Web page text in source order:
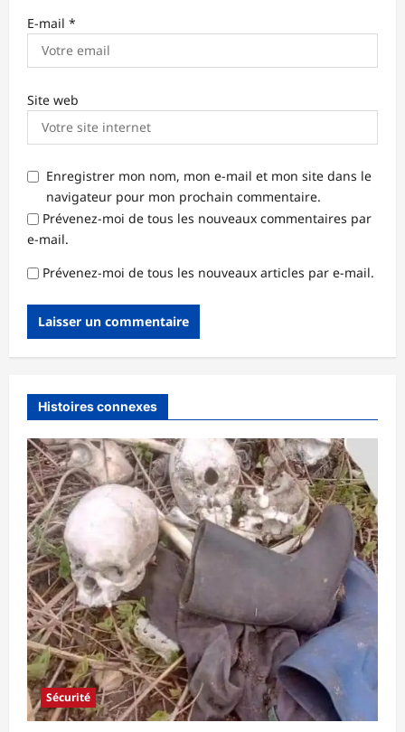
E-mail *
Site web
Enregistrer mon nom, mon e-mail et mon site dans le
navigateur pour mon prochain commentaire.
Prévenez-moi de tous les nouveaux commentaires par
e-mail.
Prévenez-moi de tous les nouveaux articles par e-mail.
Histoires connexes
Sécurité